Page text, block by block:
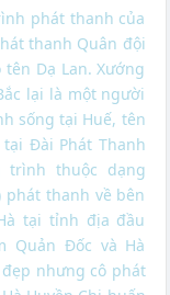
phát thanh của
thanh Quân đội
tên Dạ Lan. Xướng
lại là một người
sống tại Huế, tên
tại Ðài Phát Thanh
trình thuộc dạng
phát thanh về bên
tại tỉnh địa đầu
Quản Ðốc và Hà
đẹp nhưng cô phát